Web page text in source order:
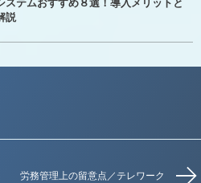
ステムおすすめ８選！導入メリットと
説
労務管理上の留意点／テレワーク